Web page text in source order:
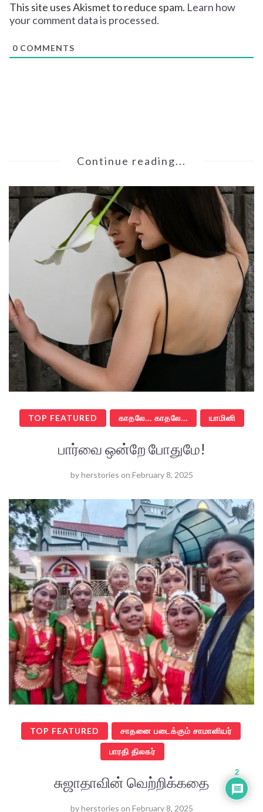
This site uses Akismet to reduce spam. Learn how
your comment data is processed.
0 COMMENTS
Continue reading...
TOP FEATURED காதலே... காதலே... யாமினி
பார்வை ஒன்றே போதுமே!
byherstories on February 8, 2025
TOP FEATURED சாதனை படைக்கும் சாமானியர்
பாரதி திலகர்
சுஜாதாவின் வெற்றிக்கதை
byherstories on February 8, 2025
2